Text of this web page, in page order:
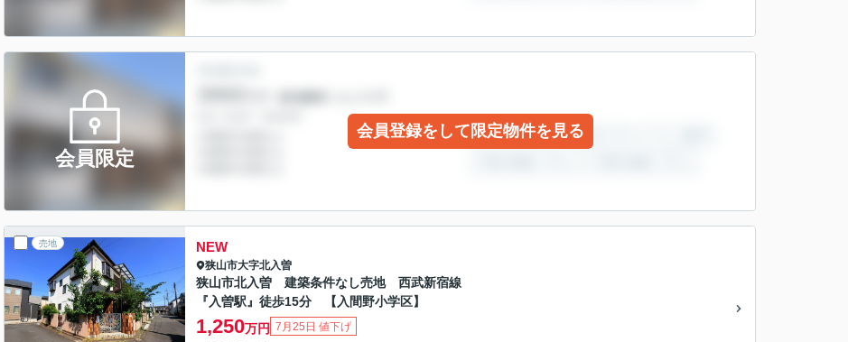
会員限定
会員登録をして限定物件を見る
売地 NEW
狭山市大字北入曽
狭山市北入曽 建築条件なし売地 西武新宿線
『入曽駅』徒歩15分 【入間野小学区】
1,250万円 7月25日 値下げ